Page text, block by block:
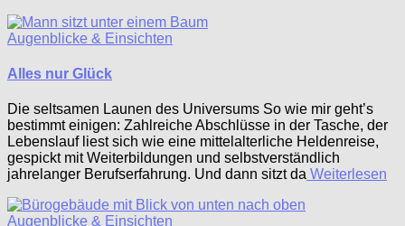
Augenblicke & Einsichten
Alles nur Glück
Die seltsamen Launen des Universums So wie mir geht’s
bestimmt einigen: Zahlreiche Abschlüsse in der Tasche, der
Lebenslauf liest sich wie eine mittelalterliche Heldenreise,
gespickt mit Weiterbildungen und selbstverständlich
jahrelanger Berufserfahrung. Und dann sitzt da Weiterlesen
Augenblicke & Einsichten